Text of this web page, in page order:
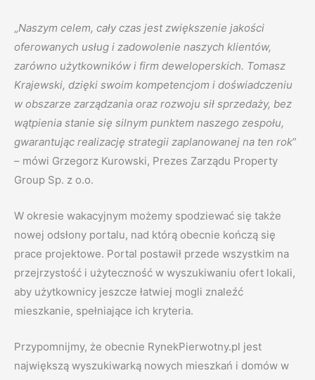
„Naszym celem, cały czas jest zwiększenie jakości
oferowanych usług i zadowolenie naszych klientów,
zarówno użytkowników i firm deweloperskich. Tomasz
Krajewski, dzięki swoim kompetencjom i doświadczeniu
w obszarze zarządzania oraz rozwoju sił sprzedaży, bez
wątpienia stanie się silnym punktem naszego zespołu,
gwarantując realizację strategii zaplanowanej na ten rok”
– mówi Grzegorz Kurowski, Prezes Zarządu Property
Group Sp. z o.o.
W okresie wakacyjnym możemy spodziewać się także
nowej odsłony portalu, nad którą obecnie kończą się
prace projektowe. Portal postawił przede wszystkim na
przejrzystość i użyteczność w wyszukiwaniu ofert lokali,
aby użytkownicy jeszcze łatwiej mogli znaleźć
mieszkanie, spełniające ich kryteria.
Przypomnijmy, że obecnie RynekPierwotny.pl jest
największą wyszukiwarką nowych mieszkań i domów w